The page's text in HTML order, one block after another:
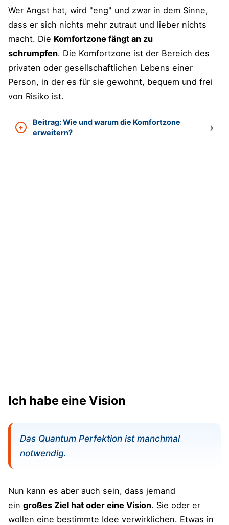
Wer Angst hat, wird "eng" und zwar in dem Sinne,
dass er sich nichts mehr zutraut und lieber nichts
macht. Die Komfortzone fängt an zu
schrumpfen. Die Komfortzone ist der Bereich des
privaten oder gesellschaftlichen Lebens einer
Person, in der es für sie gewohnt, bequem und frei
von Risiko ist.
Beitrag: Wie und warum die Komfortzone
erweitern?
Ich habe eine Vision
Das Quantum Perfektion ist manchmal
notwendig.
Nun kann es aber auch sein, dass jemand
ein großes Ziel hat oder eine Vision. Sie oder er
wollen eine bestimmte Idee verwirklichen. Etwas in